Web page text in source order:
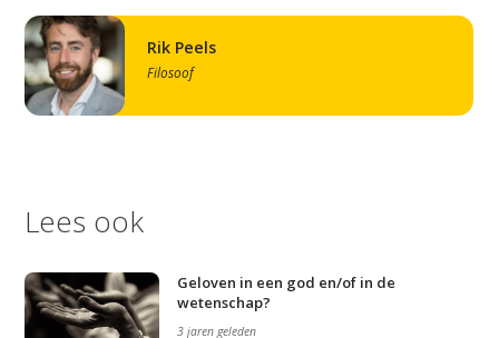
Home
Agenda
Rik Peels
Filosoof
Lees ook
Geloven in een god en/of in de
wetenschap?
3 jaren geleden